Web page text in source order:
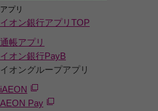
アプリ
イオン銀行アプリ TOP
通帳アプリ
イオン銀行PayB
イオングループアプリ
iAEON
AEON Pay